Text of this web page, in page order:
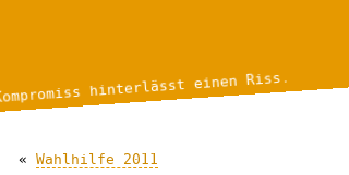
hinterlässt einen Riss.
« Wahlhilfe 2011